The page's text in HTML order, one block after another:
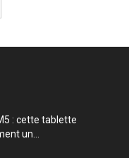
: cette tablette
un...